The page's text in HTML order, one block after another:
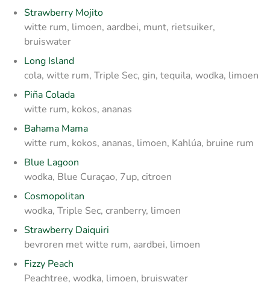
Strawberry Mojito
witte rum, limoen, aardbei, munt, rietsuiker,
bruiswater
Long Island
cola, witte rum, Triple Sec, gin, tequila, wodka, limoen
Piña Colada
witte rum, kokos, ananas
Bahama Mama
witte rum, kokos, ananas, limoen, Kahlúa, bruine rum
Blue Lagoon
wodka, Blue Curaçao, 7up, citroen
Cosmopolitan
wodka, Triple Sec, cranberry, limoen
Strawberry Daiquiri
bevroren met witte rum, aardbei, limoen
Fizzy Peach
Peachtree, wodka, limoen, bruiswater